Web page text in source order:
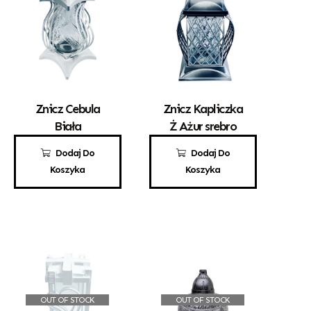
Dodaj Do
Koszyka
Znicz Cebula
Biała
70,00 zł
Dodaj Do
Koszyka
Znicz Kapliczka
Ż Ażur srebro
50,00 zł
OUT OF STOCK OUT OF STOCK